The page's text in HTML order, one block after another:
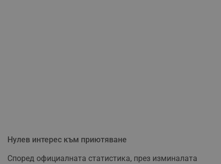
Нулев интерес към приютяване
Според официалната статистика, през изминалата